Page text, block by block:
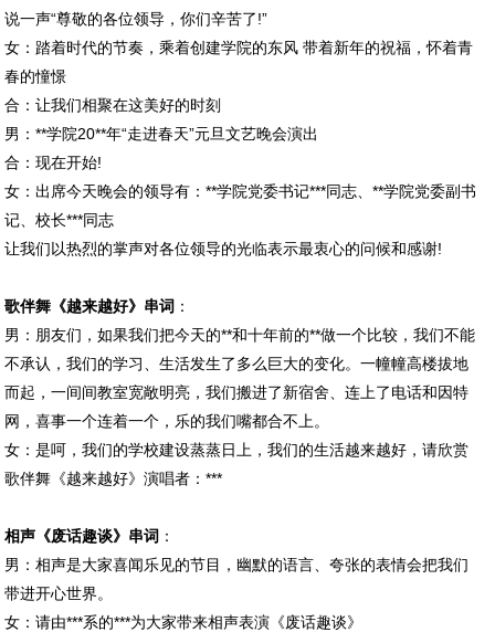
说一声“尊敬的各位领导，你们辛苦了!”
女：踏着时代的节奏，乘着创建学院的东风 带着新年的祝福，怀着青
春的憧憬
合：让我们相聚在这美好的时刻
男：**学院20**年“走进春天”元旦文艺晚会演出
合：现在开始!
女：出席今天晚会的领导有：**学院党委书记***同志、**学院党委副书
记、校长***同志
让我们以热烈的掌声对各位领导的光临表示最衷心的问候和感谢!
歌伴舞《越来越好》串词 ：
男：朋友们，如果我们把今天的**和十年前的**做一个比较，我们不能
不承认，我们的学习、生活发生了多么巨大的变化。一幢幢高楼拔地
而起，一间间教室宽敞明亮，我们搬进了新宿舍、连上了电话和因特
网，喜事一个连着一个，乐的我们嘴都合不上。
女：是呵，我们的学校建设蒸蒸日上，我们的生活越来越好，请欣赏
歌伴舞《越来越好》演唱者：***
相声《废话趣谈》串词 ：
男：相声是大家喜闻乐见的节目，幽默的语言、夸张的表情会把我们
带进开心世界。
女：请由***系的***为大家带来相声表演《废话趣谈》